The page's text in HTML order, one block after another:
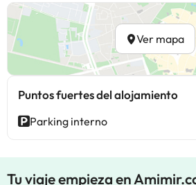
Ver mapa
Puntos fuertes del alojamiento
Parking interno
Tu viaje empieza en